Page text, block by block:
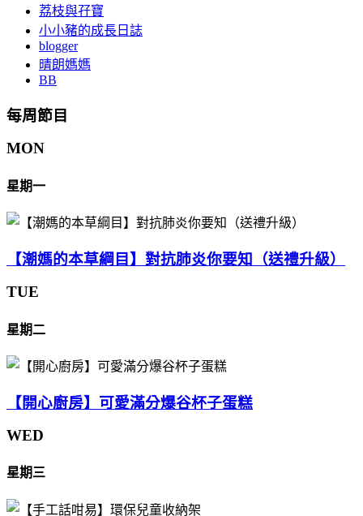
荔枝與孖寶
小小豬的成長日誌
blogger
晴朗媽媽
BB
每周節目
MON
星期一
【潮媽的本草綱目】對抗肺炎你要知（送禮升級）
TUE
星期二
【開心廚房】可愛滿分爆谷杯子蛋糕
WED
星期三